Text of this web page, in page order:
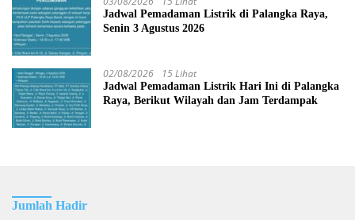
Jadwal Pemadaman Listrik di Palangka Raya,
Senin 3 Agustus 2026
02/08/2026 15 Lihat
Jadwal Pemadaman Listrik Hari Ini di Palangka
Raya, Berikut Wilayah dan Jam Terdampak
Jumlah Hadir